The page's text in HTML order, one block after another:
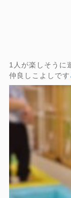
1人が楽しそうに
仲良しこよしです